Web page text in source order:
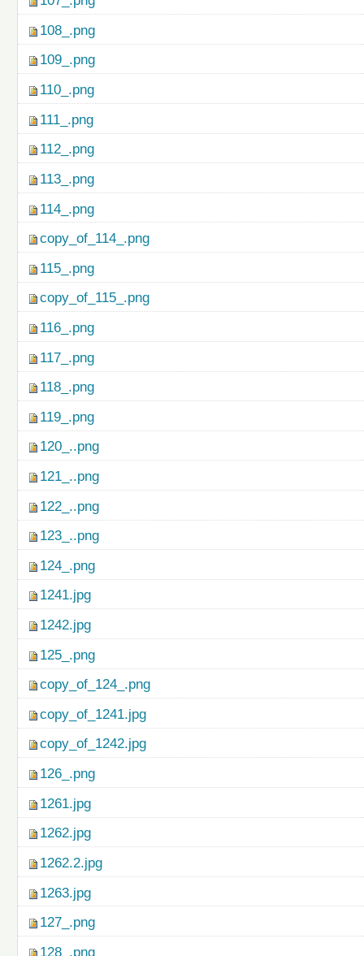
108_.png
109_.png
110_.png
111_.png
112_.png
113_.png
114_.png
copy_of_114_.png
115_.png
copy_of_115_.png
116_.png
117_.png
118_.png
119_.png
120_..png
121_..png
122_..png
123_..png
124_.png
1241.jpg
1242.jpg
125_.png
copy_of_124_.png
copy_of_1241.jpg
copy_of_1242.jpg
126_.png
1261.jpg
1262.jpg
1262.2.jpg
1263.jpg
127_.png
128_.png